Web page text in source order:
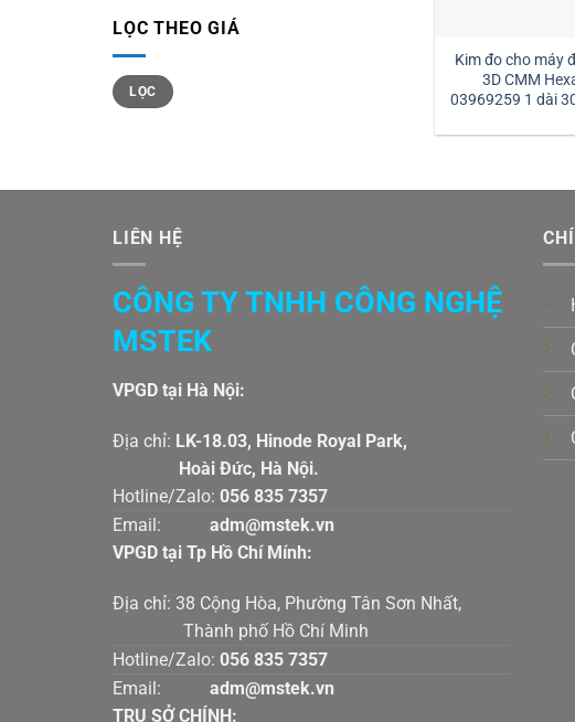
LỌC THEO GIÁ
Giá
tối
thiểu
Giá
tối
đa
LỌC
Kim đo cho máy
3D CMM
03969259 1 dài
LIÊN HỆ
CÔNG TY TNHH CÔNG NGHỆ
MSTEK
VPGD tại Hà Nội:
Địa chỉ: LK-18.03, Hinode Royal Park,
Hoài Đức, Hà Nội.
Hotline/Zalo: 056 835 7357
Email:
adm@mstek.vn
VPGD tại Tp Hồ Chí Mính:
Địa chỉ: 38 Cộng Hòa, Phường Tân Sơn Nhất,
Thành phố Hồ Chí Minh
Hotline/Zalo: 056 835 7357
Email:
adm@mstek.vn
TRỤ SỞ CHÍNH: